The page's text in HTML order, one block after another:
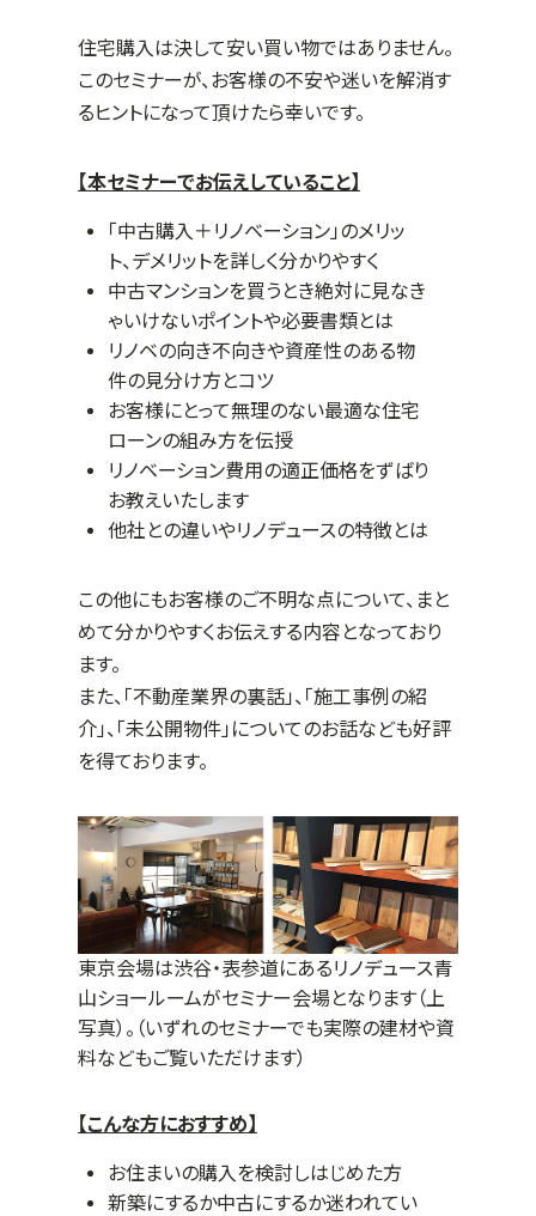
住宅購入は決して安い買い物ではありません。
このセミナーが、お客様の不安や迷いを解消す
るヒントになって頂けたら幸いです。
【本セミナーでお伝えしていること】
「中古購入＋リノベーション」のメリッ
ト、デメリットを詳しく分かりやすく
中古マンションを買うとき絶対に見なき
ゃいけないポイントや必要書類とは
リノベの向き不向きや資産性のある物
件の見分け方とコツ
お客様にとって無理のない最適な住宅
ローンの組み方を伝授
リノベーション費用の適正価格をずばり
お教えいたします
他社との違いやリノデュースの特徴とは
この他にもお客様のご不明な点について、まと
めて分かりやすくお伝えする内容となっており
ます。
また、「不動産業界の裏話」、「施工事例の紹
介」、「未公開物件」についてのお話なども好評
を得ております。
東京会場は渋谷・表参道にあるリノデュース青
山ショールームがセミナー会場となります（上
写真）。（いずれのセミナーでも実際の建材や資
料などもご覧いただけます）
【こんな方におすすめ】
お住まいの購入を検討しはじめた方
新築にするか中古にするか迷われてい